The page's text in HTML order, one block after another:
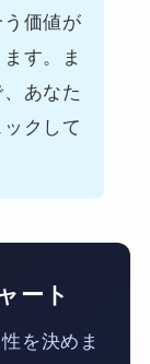
価値が
す。ま
あなた
クして
ート
を決めま